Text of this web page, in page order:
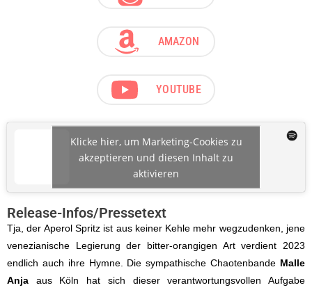
AMAZON
YOUTUBE
Klicke hier, um Marketing-Cookies zu
akzeptieren und diesen Inhalt zu
aktivieren
Release-Infos/Pressetext
Tja, der Aperol Spritz ist aus keiner Kehle mehr wegzudenken, jene
venezianische Legierung der bitter-orangigen Art verdient 2023
endlich auch ihre Hymne. Die sympathische Chaotenbande Malle
Anja aus Köln hat sich dieser
verantwortungsvollen Aufgabe